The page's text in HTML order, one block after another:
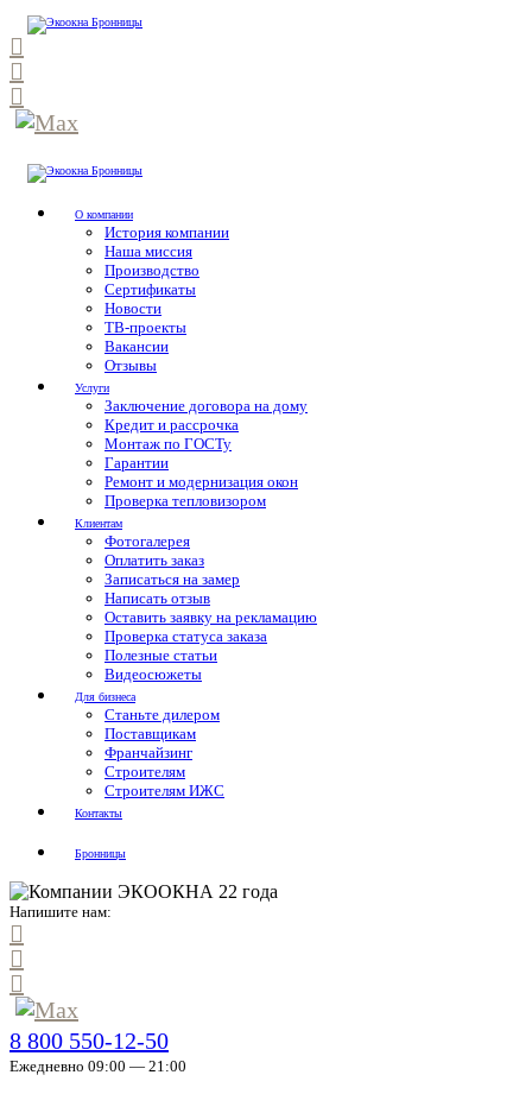
О компании
История компании
Наша миссия
Производство
Сертификаты
Новости
ТВ-проекты
Вакансии
Отзывы
Услуги
Заключение договора на дому
Кредит и рассрочка
Монтаж по ГОСТу
Гарантии
Ремонт и модернизация окон
Проверка тепловизором
Клиентам
Фотогалерея
Оплатить заказ
Записаться на замер
Написать отзыв
Оставить заявку на рекламацию
Проверка статуса заказа
Полезные статьи
Видеосюжеты
Для бизнеса
Станьте дилером
Поставщикам
Франчайзинг
Строителям
Строителям ИЖС
Контакты
Бронницы
Напишите нам:
8 800 550-12-50
Ежедневно 09:00 — 21:00